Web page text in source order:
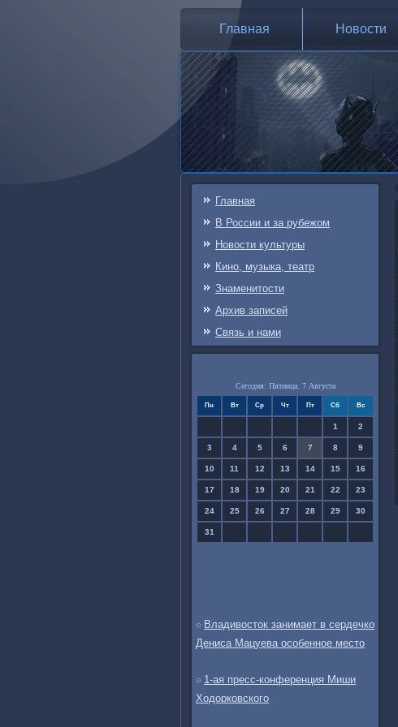
Главная Новости
Главная
В России и за рубежом
Новости культуры
Кино, музыка, театр
Знаменитости
Архив записей
Связь и нами
Сегодня: Пятница, 7 Августа
Пн Вт Ср Чт Пт Сб Вс
1 2
3 4 5 6 7 8 9
10 11 12 13 14 15 16
17 18 19 20 21 22 23
24 25 26 27 28 29 30
31
Владивосток занимает в сердечко
Дениса Мацуева особенное место
1-ая пресс-конференция Миши
Ходорковского